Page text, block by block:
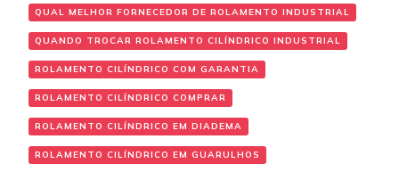
QUAL MELHOR FORNECEDOR DE ROLAMENTO INDUSTRIAL
QUANDO TROCAR ROLAMENTO CILÍNDRICO INDUSTRIAL
ROLAMENTO CILÍNDRICO COM GARANTIA
ROLAMENTO CILÍNDRICO COMPRAR
ROLAMENTO CILÍNDRICO EM DIADEMA
ROLAMENTO CILÍNDRICO EM GUARULHOS